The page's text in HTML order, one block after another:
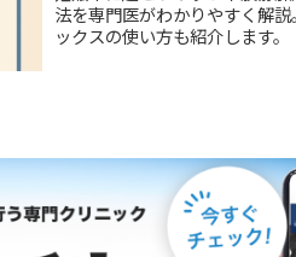
法を専門医がわかりやすく解
ックスの使い方も紹介します。